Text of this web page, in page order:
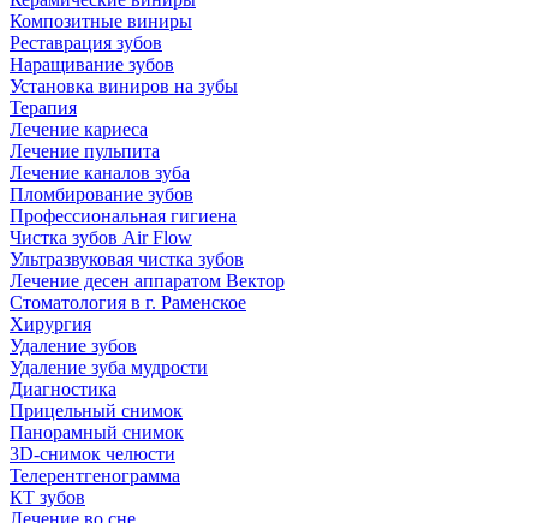
Композитные виниры
Реставрация зубов
Наращивание зубов
Установка виниров на зубы
Терапия
Лечение кариеса
Лечение пульпита
Лечение каналов зуба
Пломбирование зубов
Профессиональная гигиена
Чистка зубов Air Flow
Ультразвуковая чистка зубов
Лечение десен аппаратом Вектор
Стоматология в г. Раменское
Хирургия
Удаление зубов
Удаление зуба мудрости
Диагностика
Прицельный снимок
Панорамный снимок
3D-снимок челюсти
Телерентгенограмма
КТ зубов
Лечение во сне